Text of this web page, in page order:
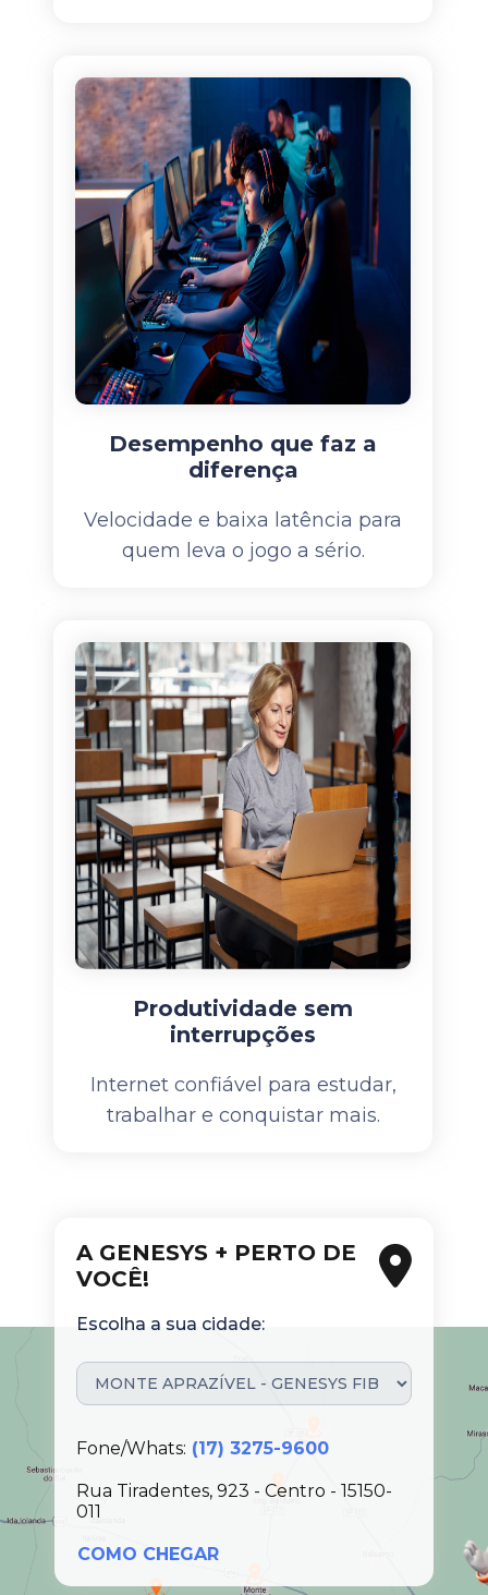
Desempenho que faz a
diferença
Velocidade e baixa latência para
quem leva o jogo a sério.
Produtividade sem
interrupções
Internet confiável para estudar,
trabalhar e conquistar mais.
A GENESYS + PERTO DE
VOCÊ!
Escolha a sua cidade:
Fone/Whats: (17) 3275-9600
Rua Tiradentes, 923 - Centro - 15150-
011
COMO CHEGAR